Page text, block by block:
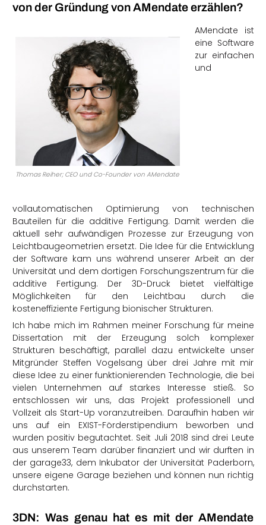
von der Gründung von AMendate erzählen?
Thomas Reiher; CEO und Co-Founder von AMendate
AMendate ist
eine Software
zur einfachen
und
vollautomatischen Optimierung von technischen
Bauteilen für die additive Fertigung. Damit werden die
aktuell sehr aufwändigen Prozesse zur Erzeugung von
Leichtbaugeometrien ersetzt. Die Idee für die Entwicklung
der Software kam uns während unserer Arbeit an der
Universität und dem dortigen Forschungszentrum für die
additive Fertigung. Der 3D-Druck bietet vielfältige
Möglichkeiten für den Leichtbau durch die
kosteneffiziente Fertigung bionischer Strukturen.
Ich habe mich im Rahmen meiner Forschung für meine
Dissertation mit der Erzeugung solch komplexer
Strukturen beschäftigt, parallel dazu entwickelte unser
Mitgründer Steffen Vogelsang über drei Jahre mit mir
diese Idee zu einer funktionierenden Technologie, die bei
vielen Unternehmen auf starkes Interesse stieß. So
entschlossen wir uns, das Projekt professionell und
Vollzeit als Start-Up voranzutreiben. Daraufhin haben wir
uns auf ein EXIST-Förderstipendium beworben und
wurden positiv begutachtet. Seit Juli 2018 sind drei Leute
aus unserem Team darüber finanziert und wir durften in
der garage33, dem Inkubator der Universität Paderborn,
unsere eigene Garage beziehen und können nun richtig
durchstarten.
3DN: Was genau hat es mit der AMendate